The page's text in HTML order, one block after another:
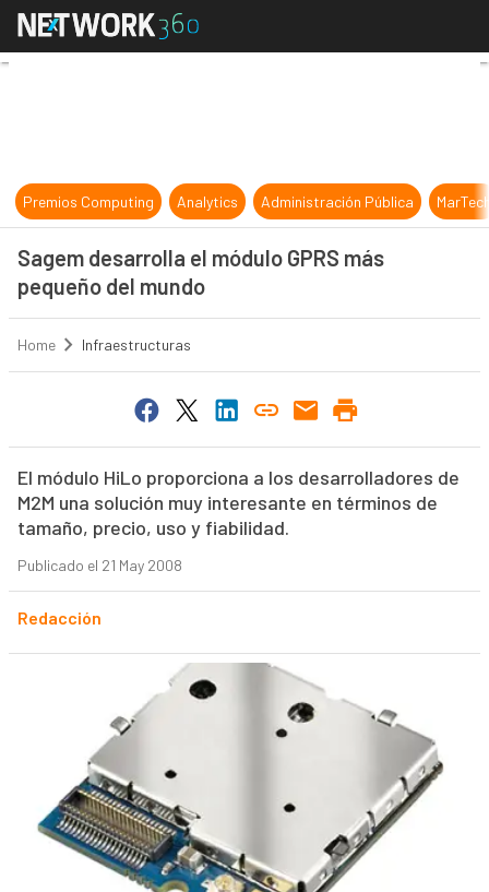
Sagem desarrolla el módulo GPRS
Premios Computing Analytics Administración Pública
Sagem desarrolla el módulo GPRS más
pequeño del mundo
Home Infraestructuras
El módulo HiLo proporciona a los desarrolladores de
M2M una solución muy interesante en términos de
tamaño, precio, uso y fiabilidad.
Publicado el 21 May 2008
Redacción